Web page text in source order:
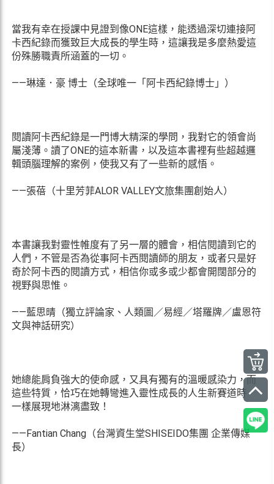
當我有幸在授課中見證到像ONE這樣，能透過深切連接阿
卡西紀錄而獲致巨大成長的學生時，這讓我是多麼熱愛這
份殊勝職責所涵蓋的一切。
——琳達．豪 博士（全球唯一「阿卡西紀錄博士」）
閱讀阿卡西紀錄是一門博大精深的學問，我對它的領會尚
屬淺薄。讀了ONE的這本新書，以及這本書裡有些超越邏
輯頭腦理解的案例，使我又有了一些新的感悟。
——張蓓（十里芳菲ALOR VALLEY文旅集團創始人）
本書讓我對靈性帷度有了另一層的體會，相信閱讀到它的
人們，不管是否為從事阿卡西閱讀師的朋友，或者只是好
奇於阿卡西的閱讀方式，相信你或多或少都會開闊部分的
視野與思惟。
——藍思晴（獨立評論家、人類圖／易經／塔羅牌／盧恩符
文與神話研究）
她總能肩負強大的使命感，又具有獨有的溫暖感染力，而
這些特質，恰巧在她轉彎進入靈性成長的人生新賽道時，
一樣展現地淋漓盡致！
——Fantian Chang（台灣資生堂SHISEIDO集團 企業傳媒
長）